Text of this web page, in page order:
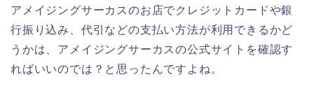
アメイジングサーカスのお店でクレジットカードや銀
行振り込み、代引などの支払い方法が利用できるかど
うかは、アメイジングサーカスの公式サイトを確認す
ればいいのでは？と思ったんですよね。